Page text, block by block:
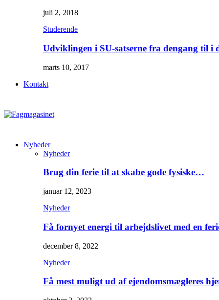
juli 2, 2018
Studerende
Udviklingen i SU-satserne fra dengang til i
marts 10, 2017
Kontakt
Nyheder
Nyheder
Brug din ferie til at skabe gode fysiske…
januar 12, 2023
Nyheder
Få fornyet energi til arbejdslivet med en
december 8, 2022
Nyheder
Få mest muligt ud af ejendomsmægleres